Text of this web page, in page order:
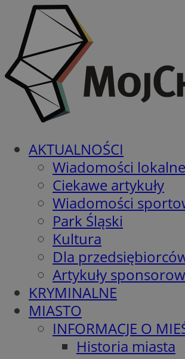
AKTUALNOŚCI
Wiadomości lokalne
Ciekawe artykuły
Wiadomości
Park Śląski
Kultura
Dla
Artykuły
KRYMINALNE
MIASTO
INFORMACJE O
Historia miasta